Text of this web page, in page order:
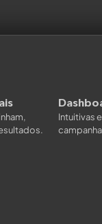
Intuitivas